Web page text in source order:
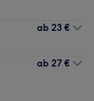
ab 23 €
ab 27 €